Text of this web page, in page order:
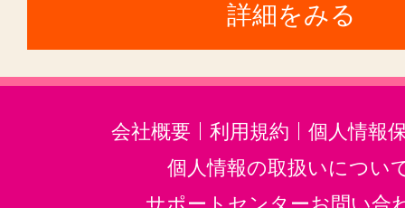
詳細をみる
会社概要 利用規約
個人情報
個人情報の取扱いについ